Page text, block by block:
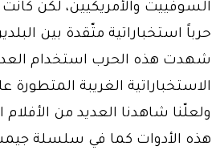
السوفييت والأمريكيين، لكن
حرباً استخباراتية متّقدة بين
شهدت هذه الحرب استخدام
الاستخباراتية الغريبة المتطورة
ولعلّنا شاهدنا العديد من الأفلام
هذه الأدوات كما في سلسلة